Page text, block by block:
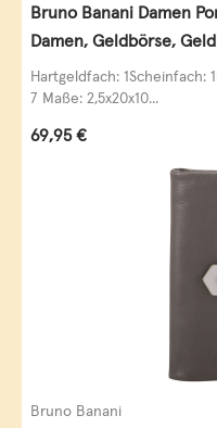
Bruno Banani Damen
Damen, Geldbörse,
Leder
Hartgeldfach: 1Scheinfach:
7 Maße: 2,5x20x10...
Regulärer Preis:
69,95 €
Bruno Banani